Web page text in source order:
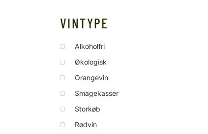
VINTYPE
Alkoholfri
Økologisk
Orangevin
Smagekasser
Storkøb
Rødvin